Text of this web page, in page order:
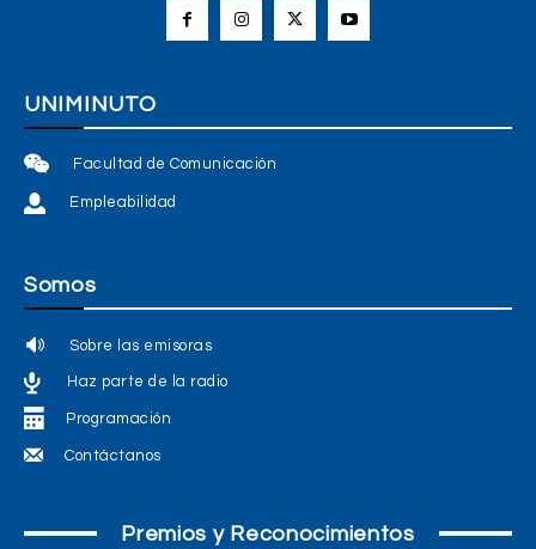
UNIMINUTO
Facultad de Comunicación
Empleabilidad
Somos
Sobre las emisoras
Haz parte de la radio
Programación
Contáctanos
Premios y Reconocimientos